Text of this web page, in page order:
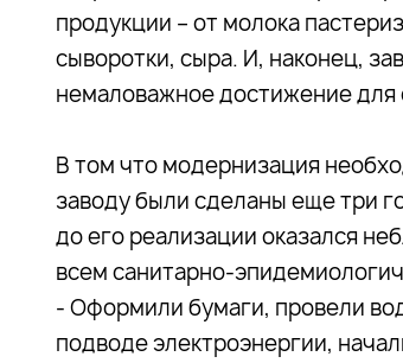
продукции – от молока
сыворотки, сыра. И, наконец,
немаловажное достижение для
В том что модернизация
заводу были сделаны еще три
до его реализации оказался
всем санитарно-
- Оформили бумаги, провели
подводе электроэнергии,